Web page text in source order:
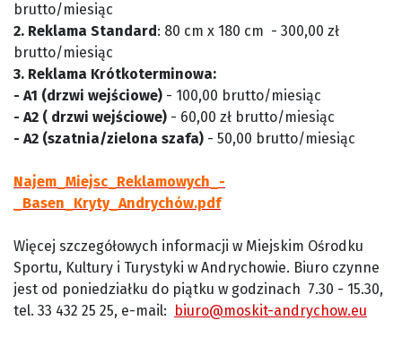
brutto/miesiąc
2. Reklama Standard: 80 cm x 180 cm - 300,00 zł
brutto/miesiąc
3. Reklama Krótkoterminowa:
- A1 (drzwi wejściowe) - 100,00 brutto/miesiąc
- A2 ( drzwi wejściowe) - 60,00 zł brutto/miesiąc
- A2 (szatnia/zielona szafa) - 50,00 brutto/miesiąc
Najem_Miejsc_Reklamowych_-
_Basen_Kryty_Andrychów.pdf
Więcej szczegółowych informacji w Miejskim Ośrodku
Sportu, Kultury i Turystyki w Andrychowie. Biuro czynne
jest od poniedziałku do piątku w godzinach 7.30 - 15.30,
tel. 33 432 25 25, e-mail: biuro@moskit-andrychow.eu